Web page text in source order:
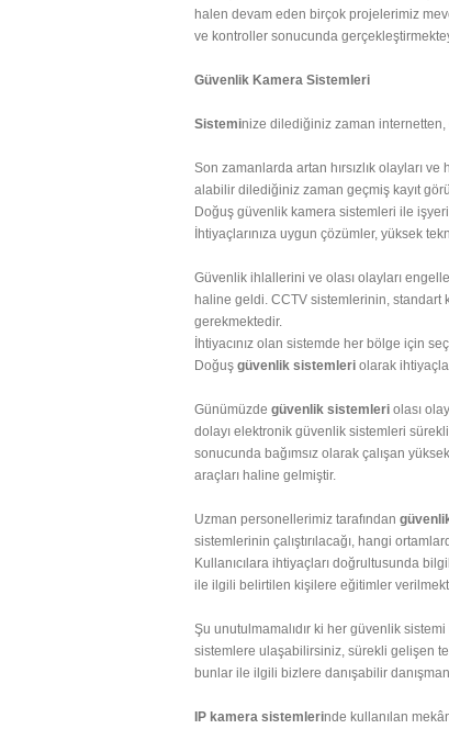
halen devam eden birçok projelerimiz
ve kontroller sonucunda
Güvenlik Kamera Sistemleri
Sisteminize dilediğiniz zaman
Son zamanlarda artan hırsızlık olayları
alabilir dilediğiniz zaman geçmiş kayıt
Doğuş güvenlik kamera sistemleri ile
İhtiyaçlarınıza uygun çözümler, yüksek
Güvenlik ihlallerini ve olası olayları
haline geldi. CCTV sistemlerinin, standart
gerekmektedir.
İhtiyacınız olan sistemde her bölge için
Doğuş güvenlik sistemleri olarak
Günümüzde güvenlik sistemleri olası
dolayı elektronik güvenlik sistemleri
sonucunda bağımsız olarak çalışan
araçları haline gelmiştir.
Uzman personellerimiz tarafından
sistemlerinin çalıştırılacağı, hangi
Kullanıcılara ihtiyaçları doğrultusunda
ile ilgili belirtilen kişilere eğitimler
Şu unutulmamalıdır ki her güvenlik
sistemlere ulaşabilirsiniz, sürekli gelişen
bunlar ile ilgili bizlere danışabilir
IP kamera sistemlerinde kullanılan